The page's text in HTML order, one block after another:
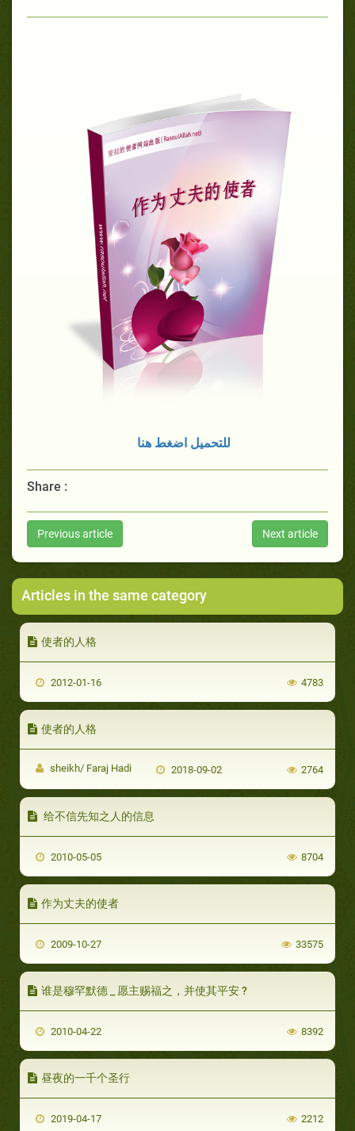
للتحميل اضغط هنا
Share :
Previous article Next article
Articles in the same category
使者的人格
2012-01-16 4783
使者的人格
sheikh/ Faraj Hadi 2018-09-02 2764
给不信先知之人的信息
2010-05-05 8704
作为丈夫的使者
2009-10-27 33575
谁是穆罕默德 _ 愿主赐福之，并使其平安 ?
2010-04-22 8392
昼夜的一千个圣行
2019-04-17 2212